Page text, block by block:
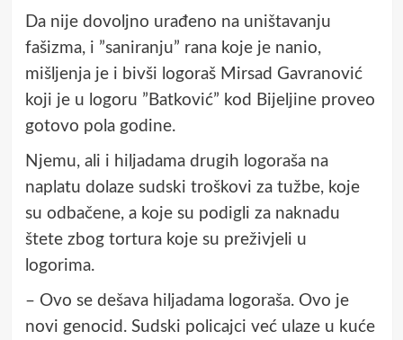
Da nije dovoljno urađeno na uništavanju
fašizma, i ”saniranju” rana koje je nanio,
mišljenja je i bivši logoraš Mirsad Gavranović
koji je u logoru ”Batković” kod Bijeljine proveo
gotovo pola godine.
Njemu, ali i hiljadama drugih logoraša na
naplatu dolaze sudski troškovi za tužbe, koje
su odbačene, a koje su podigli za naknadu
štete zbog tortura koje su preživjeli u
logorima.
– Ovo se dešava hiljadama logoraša. Ovo je
novi genocid. Sudski policajci već ulaze u kuće